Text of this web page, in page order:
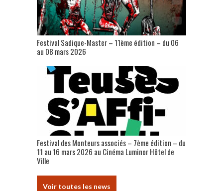
Festival Sadique-Master – 11ème édition – du 06
au 08 mars 2026
Festival des Monteurs associés – 7ème édition – du
11 au 16 mars 2026 au Cinéma Luminor Hôtel de
Ville
Voir toutes les news